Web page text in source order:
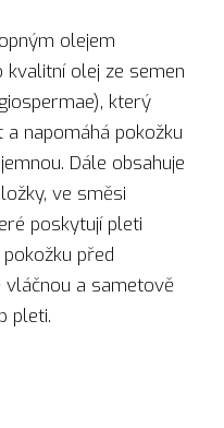
olejem
olej ze semen
který
napomáhá pokožku
Dále obsahuje
ve směsi
poskytují pleti
před
vláčnou a sametově
pleti.